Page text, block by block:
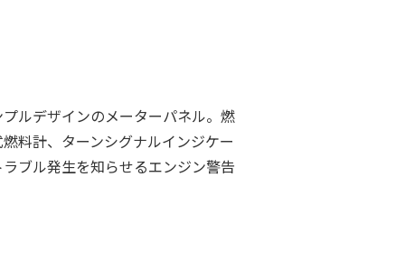
ルデザインのメーターパネル。燃
料計、ターンシグナルインジケー
ブル発生を知らせるエンジン警告